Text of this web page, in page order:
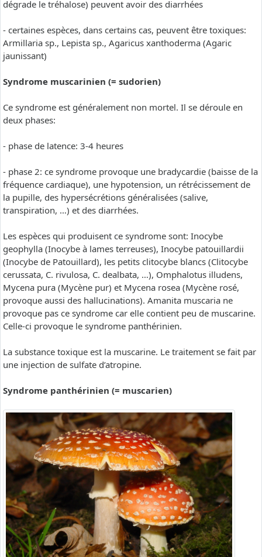
dégrade le tréhalose) peuvent avoir des diarrhées
- certaines espèces, dans certains cas, peuvent être toxiques:
Armillaria sp., Lepista sp., Agaricus xanthoderma (Agaric
jaunissant)
Syndrome muscarinien (= sudorien)
Ce syndrome est généralement non mortel. Il se déroule en
deux phases:
- phase de latence: 3-4 heures
- phase 2: ce syndrome provoque une bradycardie (baisse de la
fréquence cardiaque), une hypotension, un rétrécissement de
la pupille, des hypersécrétions généralisées (salive,
transpiration, …) et des diarrhées.
Les espèces qui produisent ce syndrome sont: Inocybe
geophylla (Inocybe à lames terreuses), Inocybe patouillardii
(Inocybe de Patouillard), les petits clitocybe blancs (Clitocybe
cerussata, C. rivulosa, C. dealbata, …), Omphalotus illudens,
Mycena pura (Mycène pur) et Mycena rosea (Mycène rosé,
provoque aussi des hallucinations). Amanita muscaria ne
provoque pas ce syndrome car elle contient peu de muscarine.
Celle-ci provoque le syndrome panthérinien.
La substance toxique est la muscarine. Le traitement se fait par
une injection de sulfate d’atropine.
Syndrome panthérinien (= muscarien)